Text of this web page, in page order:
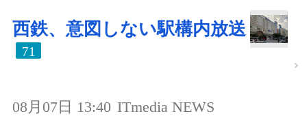
西鉄、意図しない駅構内放送
71
08月07日 13:40 ITmedia NEWS